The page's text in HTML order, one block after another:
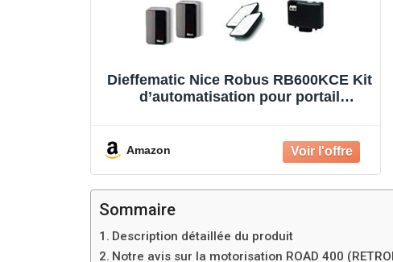
Dieffematic Nice Robus RB600KCE Kit
d’automatisation pour portail
Amazon
Sommaire
Description détaillée du produit
Notre avis sur la motorisation ROAD 400